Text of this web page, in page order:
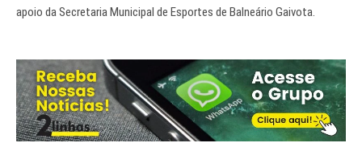
apoio da Secretaria Municipal de Esportes de Balneário Gaivota.